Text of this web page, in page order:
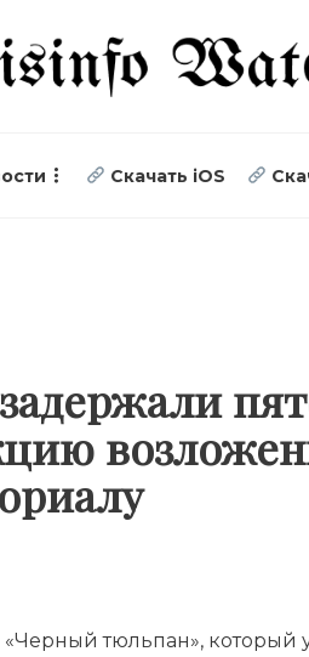
Скачать iOS
тюльпан», который